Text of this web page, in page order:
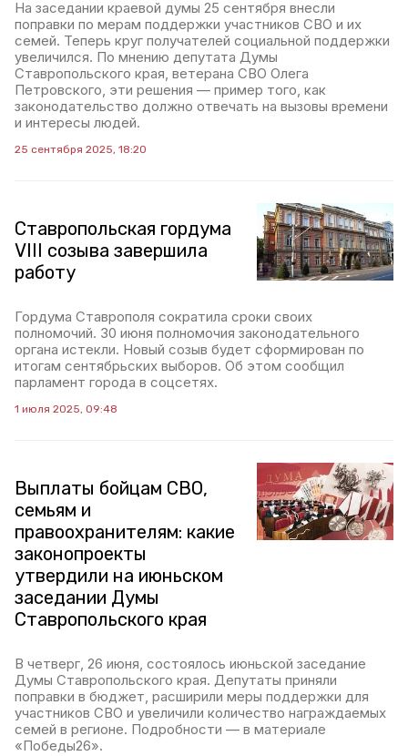
На заседании краевой думы 25 сентября внесли
поправки по мерам поддержки участников СВО и их
семей. Теперь круг получателей социальной поддержки
увеличился. По мнению депутата Думы
Ставропольского края, ветерана СВО Олега
Петровского, эти решения — пример того, как
законодательство должно отвечать на вызовы времени
и интересы людей.
25 сентября 2025, 18:20
Ставропольская гордума
VIII созыва завершила
работу
Гордума Ставрополя сократила сроки своих
полномочий. 30 июня полномочия законодательного
органа истекли. Новый созыв будет сформирован по
итогам сентябрьских выборов. Об этом сообщил
парламент города в соцсетях.
1 июля 2025, 09:48
Выплаты бойцам СВО,
семьям и
правоохранителям: какие
законопроекты
утвердили на июньском
заседании Думы
Ставропольского края
В четверг, 26 июня, состоялось июньской заседание
Думы Ставропольского края. Депутаты приняли
поправки в бюджет, расширили меры поддержки для
участников СВО и увеличили количество награждаемых
семей в регионе. Подробности — в материале
«Победы26».